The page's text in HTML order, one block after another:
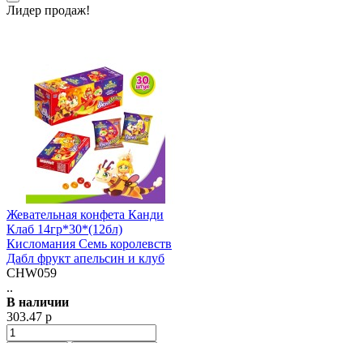
Лидер продаж!
Жевательная конфета Канди
Клаб 14гр*30*(12бл)
Кисломания Семь королевств
Дабл фрукт апельсин и клуб
CHW059
..
В наличии
303.47 р